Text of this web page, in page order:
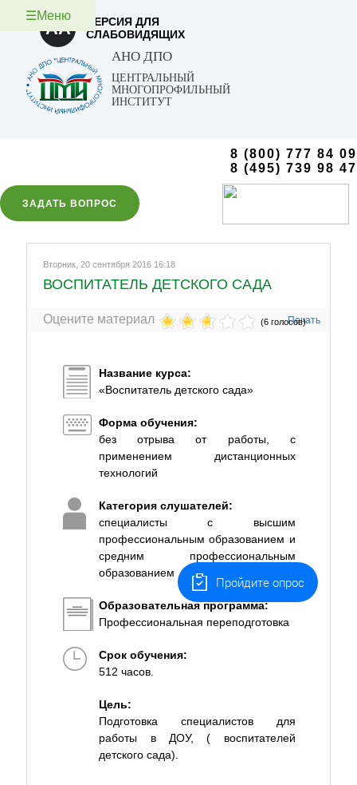
☰Меню
AA
ВЕРСИЯ ДЛЯ
СЛАБОВИДЯЩИХ
АНО ДПО
ЦЕНТРАЛЬНЫЙ
МНОГОПРОФИЛЬНЫЙ
ИНСТИТУТ
8 (800) 777 84 09
8 (495) 739 98 47
ЗАДАТЬ ВОПРОС
Вторник, 20 сентября 2016 16:18
ВОСПИТАТЕЛЬ ДЕТСКОГО САДА
Печать
Оцените материал (6 голосов)
Название курса:
«Воспитатель детского сада»
Форма обучения:
без отрыва от работы, с
применением дистанционных
технологий
Категория слушателей:
специалисты с высшим
профессиональным образованием и
средним профессиональным
образованием
Образовательная программа:
Профессиональная переподготовка
Срок обучения:
512 часов.
Цель:
Подготовка специалистов для
работы в ДОУ, ( воспитателей
детского сада).
Пройдите опрос